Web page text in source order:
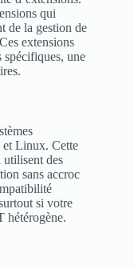
qui
de la gestion de
extensions
spécifiques, une
et Linux. Cette
utilisent des
sans accroc
si votre
hétérogène.